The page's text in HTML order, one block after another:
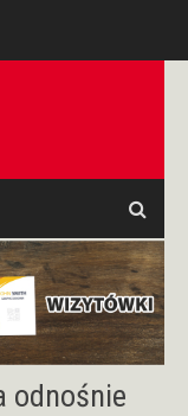
odnośnie